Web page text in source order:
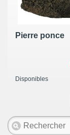
Pierre ponce
Disponibles